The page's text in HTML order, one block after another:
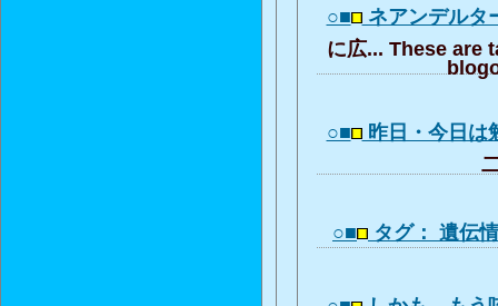
○■ ネアンデル
に広... These are
○■ 昨日・今日
○■ タグ： 遺伝